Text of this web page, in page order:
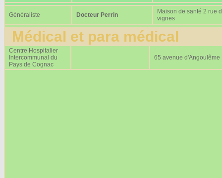
Généraliste Docteur Perrin
Maison de santé 2 rue
vignes
Médical et para médical
Centre Hospitalier
Intercommunal du
Pays de Cognac
65 avenue d'Angoulême